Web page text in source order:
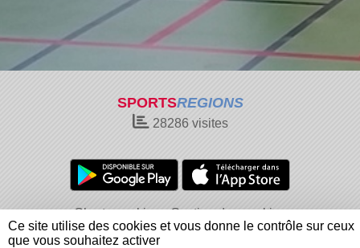
SPORTSREGIONS
28286visites
Charte cookies
Gestion des cookies
Informations légales
Signaler un contenu inapproprié
Ce site utilise des cookies et vous donne le contrôle sur ceux
que vous souhaitez activer